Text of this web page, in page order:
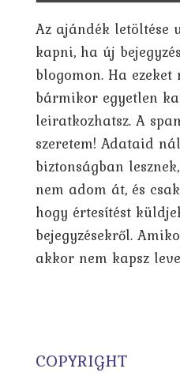
Az ajándék letöltése
kapni, ha új
blogomon. Ha
bármikor egyetlen
leiratkozhatsz. A
szeretem! Adataid
biztonságban
nem adom át, és
hogy értesítést
bejegyzésekről.
akkor nem kapsz
COPYRIGHT